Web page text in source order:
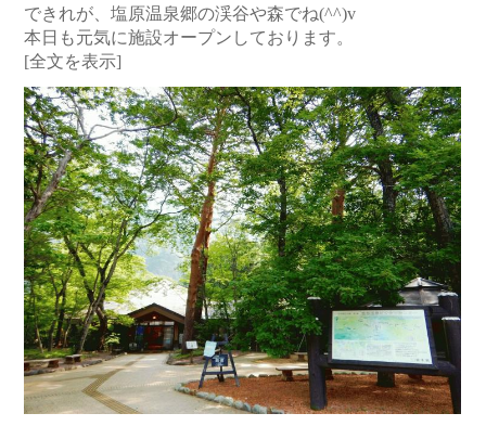
できれが、塩原温泉郷の渓谷や森でね(^^)v
本日も元気に施設オープンしております。
[全文を表示]